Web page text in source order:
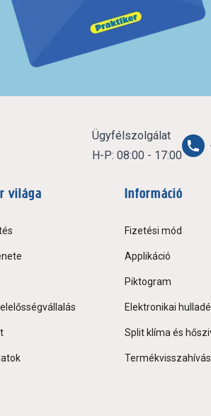
Ügyfélszolgálat
H-P: 08:00 - 17:00
világa Információ
Fizetési mód
Applikáció
Piktogram
Elektronikai
Split klíma és
Termékvisszahívás